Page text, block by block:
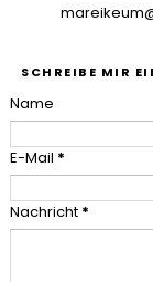
SCHREIBE MIR
Name
E-Mail *
Nachricht *